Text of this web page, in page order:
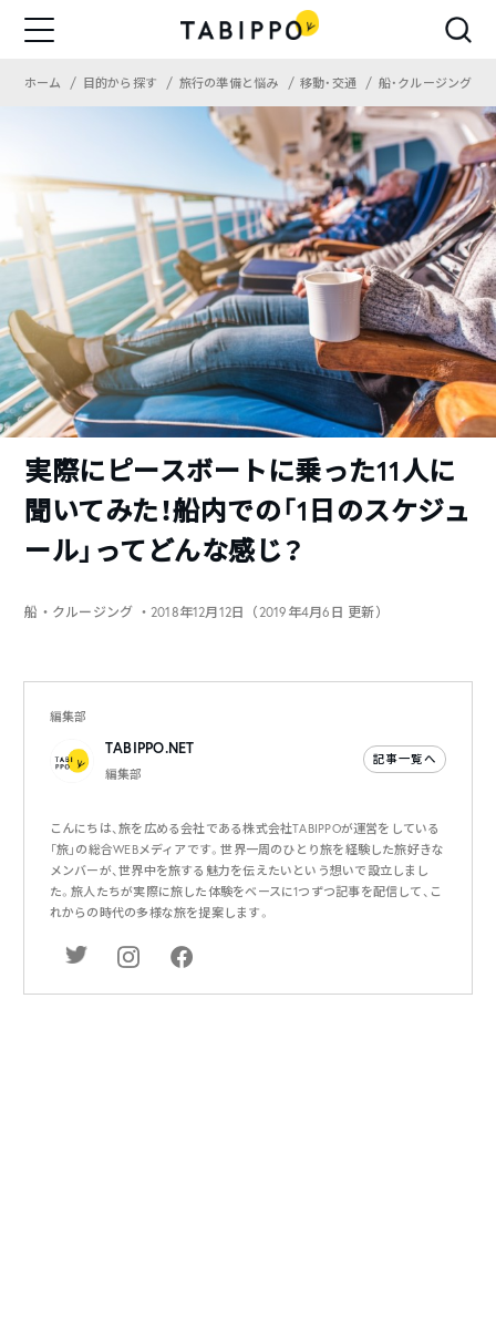
ホーム 目的から探す 旅行の準備と悩み 移動・交通 船・クルージング
実際にピースボートに乗った11人に
聞いてみた！船内での「1日のスケジュ
ール」ってどんな感じ？
船・クルージング ・2018年12月12日（2019年4月6日 更新）
編集部
TABIPPO.NET
編集部
記事一覧へ
こんにちは、旅を広める会社である株式会社TABIPPOが運営をしている
「旅」の総合WEBメディアです。世界一周のひとり旅を経験した旅好きな
メンバーが、世界中を旅する魅力を伝えたいという想いで設立しまし
た。旅人たちが実際に旅した体験をベースに1つずつ記事を配信して、こ
れからの時代の多様な旅を提案します。